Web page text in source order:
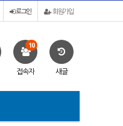
회원가입
로그인
접속자
10
새글